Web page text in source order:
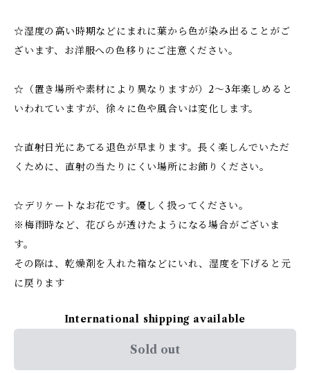
☆湿度の高い時期などにまれに葉から色が染み出ることがご
ざいます、お洋服への色移りにご注意ください。
☆（置き場所や素材により異なりますが）2～3年楽しめると
いわれていますが、徐々に色や風合いは変化します。
☆直射日光にあてる退色が早まります。長く楽しんでいただ
くために、直射の当たりにくい場所にお飾りください。
☆デリケートなお花です。優しく扱ってください。
※梅雨時など、花びらが透けたようになる場合がございま
す。
その際は、乾燥剤を入れた箱などにいれ、湿度を下げると元
に戻ります
International shipping available
Sold out